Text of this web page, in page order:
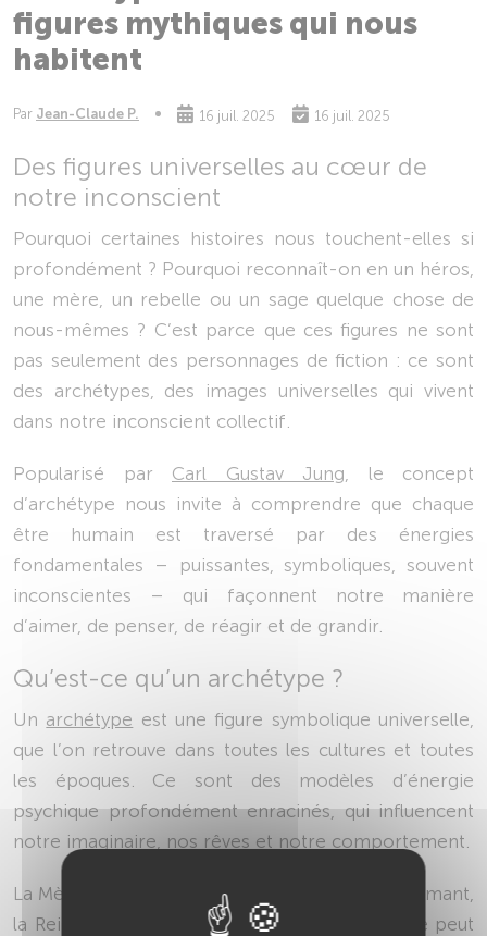
figures mythiques qui nous
habitent
Par Jean-Claude P. 16 juil. 2025 16 juil. 2025
Des figures universelles au cœur de
notre inconscient
Pourquoi certaines histoires nous touchent-elles si
profondément ? Pourquoi reconnaît-on en un héros,
une mère, un rebelle ou un sage quelque chose de
nous-mêmes ? C’est parce que ces figures ne sont
pas seulement des personnages de fiction : ce sont
des archétypes, des images universelles qui vivent
dans notre inconscient collectif.
Popularisé par Carl Gustav Jung , le concept
d’archétype nous invite à comprendre que chaque
être humain est traversé par des énergies
fondamentales – puissantes, symboliques, souvent
inconscientes – qui façonnent notre manière
d’aimer, de penser, de réagir et de grandir.
Qu’est-ce qu’un archétype ?
Un archétype est une figure symbolique universelle,
que l’on retrouve dans toutes les cultures et toutes
les époques. Ce sont des modèles d’énergie
psychique profondément enracinés, qui influencent
notre imaginaire, nos rêves et notre comportement.
La Mère, l’Enfant, le Guerrier, le Sage, le Fou, l’Amant,
la Reine ou le Magicien : autant de formes que peut